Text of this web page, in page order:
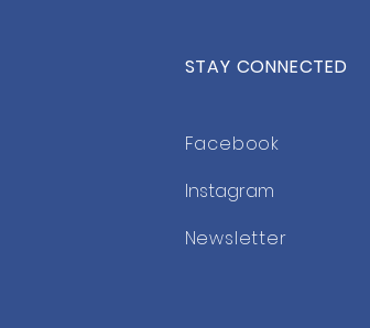
STAY CONNECTED
Facebook
Instagram
Newsletter